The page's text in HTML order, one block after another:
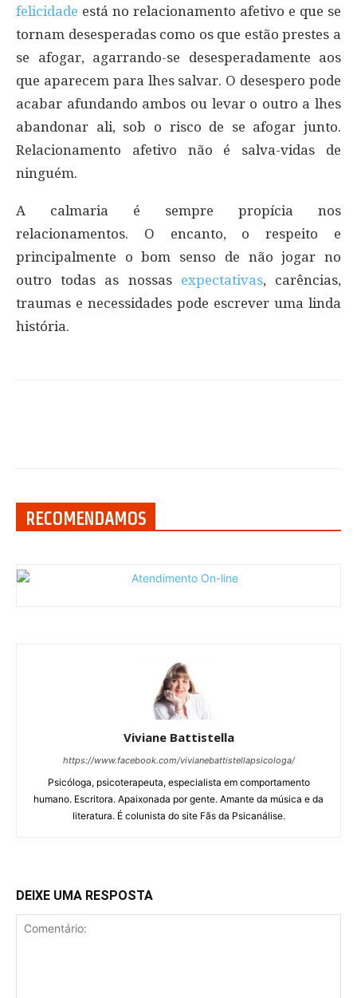
felicidade está no relacionamento afetivo e que se
tornam desesperadas como os que estão prestes a
se afogar, agarrando-se desesperadamente aos
que aparecem para lhes salvar. O desespero pode
acabar afundando ambos ou levar o outro a lhes
abandonar ali, sob o risco de se afogar junto.
Relacionamento afetivo não é salva-vidas de
ninguém.
A calmaria é sempre propícia nos
relacionamentos. O encanto, o respeito e
principalmente o bom senso de não jogar no
outro todas as nossas expectativas, carências,
traumas e necessidades pode escrever uma linda
história.
RECOMENDAMOS
Viviane Battistella
https://www.facebook.com/vivianebattistellapsicologa/
Psicóloga, psicoterapeuta, especialista em comportamento
humano. Escritora. Apaixonada por gente. Amante da música e da
literatura. É colunista do site Fãs da Psicanálise.
DEIXE UMA RESPOSTA